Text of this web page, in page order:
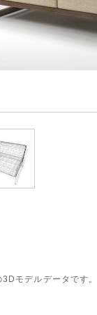
3Dモデルデータです